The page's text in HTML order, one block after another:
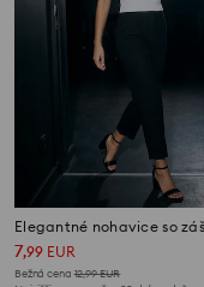
Elegantné nohavice so
7,99 EUR
Bežná cena 12,99EUR